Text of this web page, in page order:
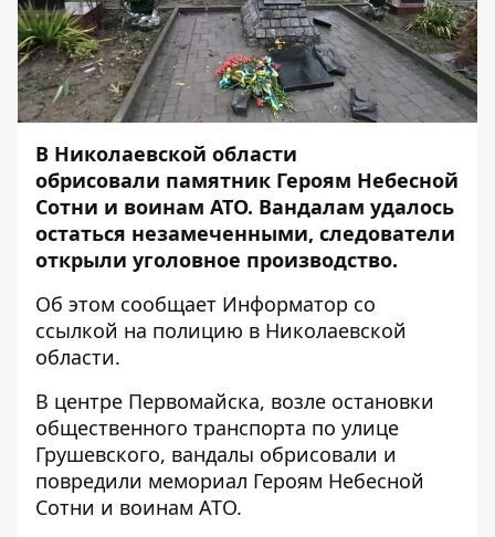
В Николаевской области
обрисовали памятник Героям Небесной
Сотни и воинам АТО. Вандалам удалось
остаться незамеченными, следователи
открыли уголовное производство.
Об этом сообщает Информатор со
ссылкой на полицию в Николаевской
области.
В центре Первомайска, возле остановки
общественного транспорта по улице
Грушевского, вандалы обрисовали и
повредили мемориал Героям Небесной
Сотни и воинам АТО.